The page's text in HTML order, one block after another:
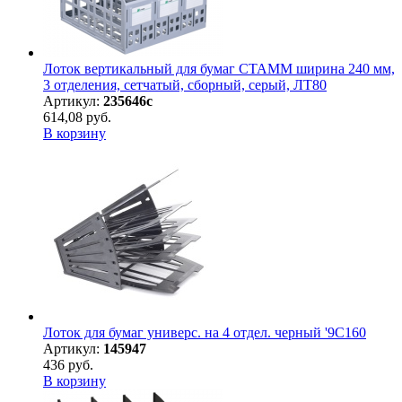
Лоток вертикальный для бумаг СТАММ ширина 240 мм,
3 отделения, сетчатый, сборный, серый, ЛТ80
Артикул: 235646с
614,08 руб.
В корзину
Лоток для бумаг универс. на 4 отдел. черный '9С160
Артикул: 145947
436 руб.
В корзину